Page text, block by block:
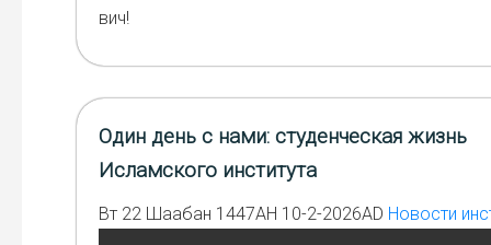
вич!
⁠Один день с нами: студенческая жизнь
Исламского института
Вт 22 Шаабан 1447AH 10-2-2026AD Новости